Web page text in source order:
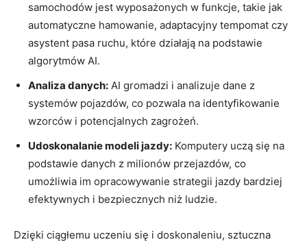
samochodów jest wyposażonych w ‍funkcje, takie ⁢jak
⁣automatyczne hamowanie, adaptacyjny ⁣tempomat czy
asystent pasa​ ruchu, które działają na podstawie
algorytmów AI.
Analiza danych: AI gromadzi i analizuje dane z
systemów pojazdów, co pozwala na‍ identyfikowanie
wzorców i⁤ potencjalnych zagrożeń.
Udoskonalanie modeli jazdy: Komputery uczą się na‌
podstawie danych z milionów przejazdów,⁣ co⁤
umożliwia im opracowywanie strategii jazdy bardziej
efektywnych i bezpiecznych niż ludzie.
Dzięki ciągłemu uczeniu się i doskonaleniu, sztuczna‍